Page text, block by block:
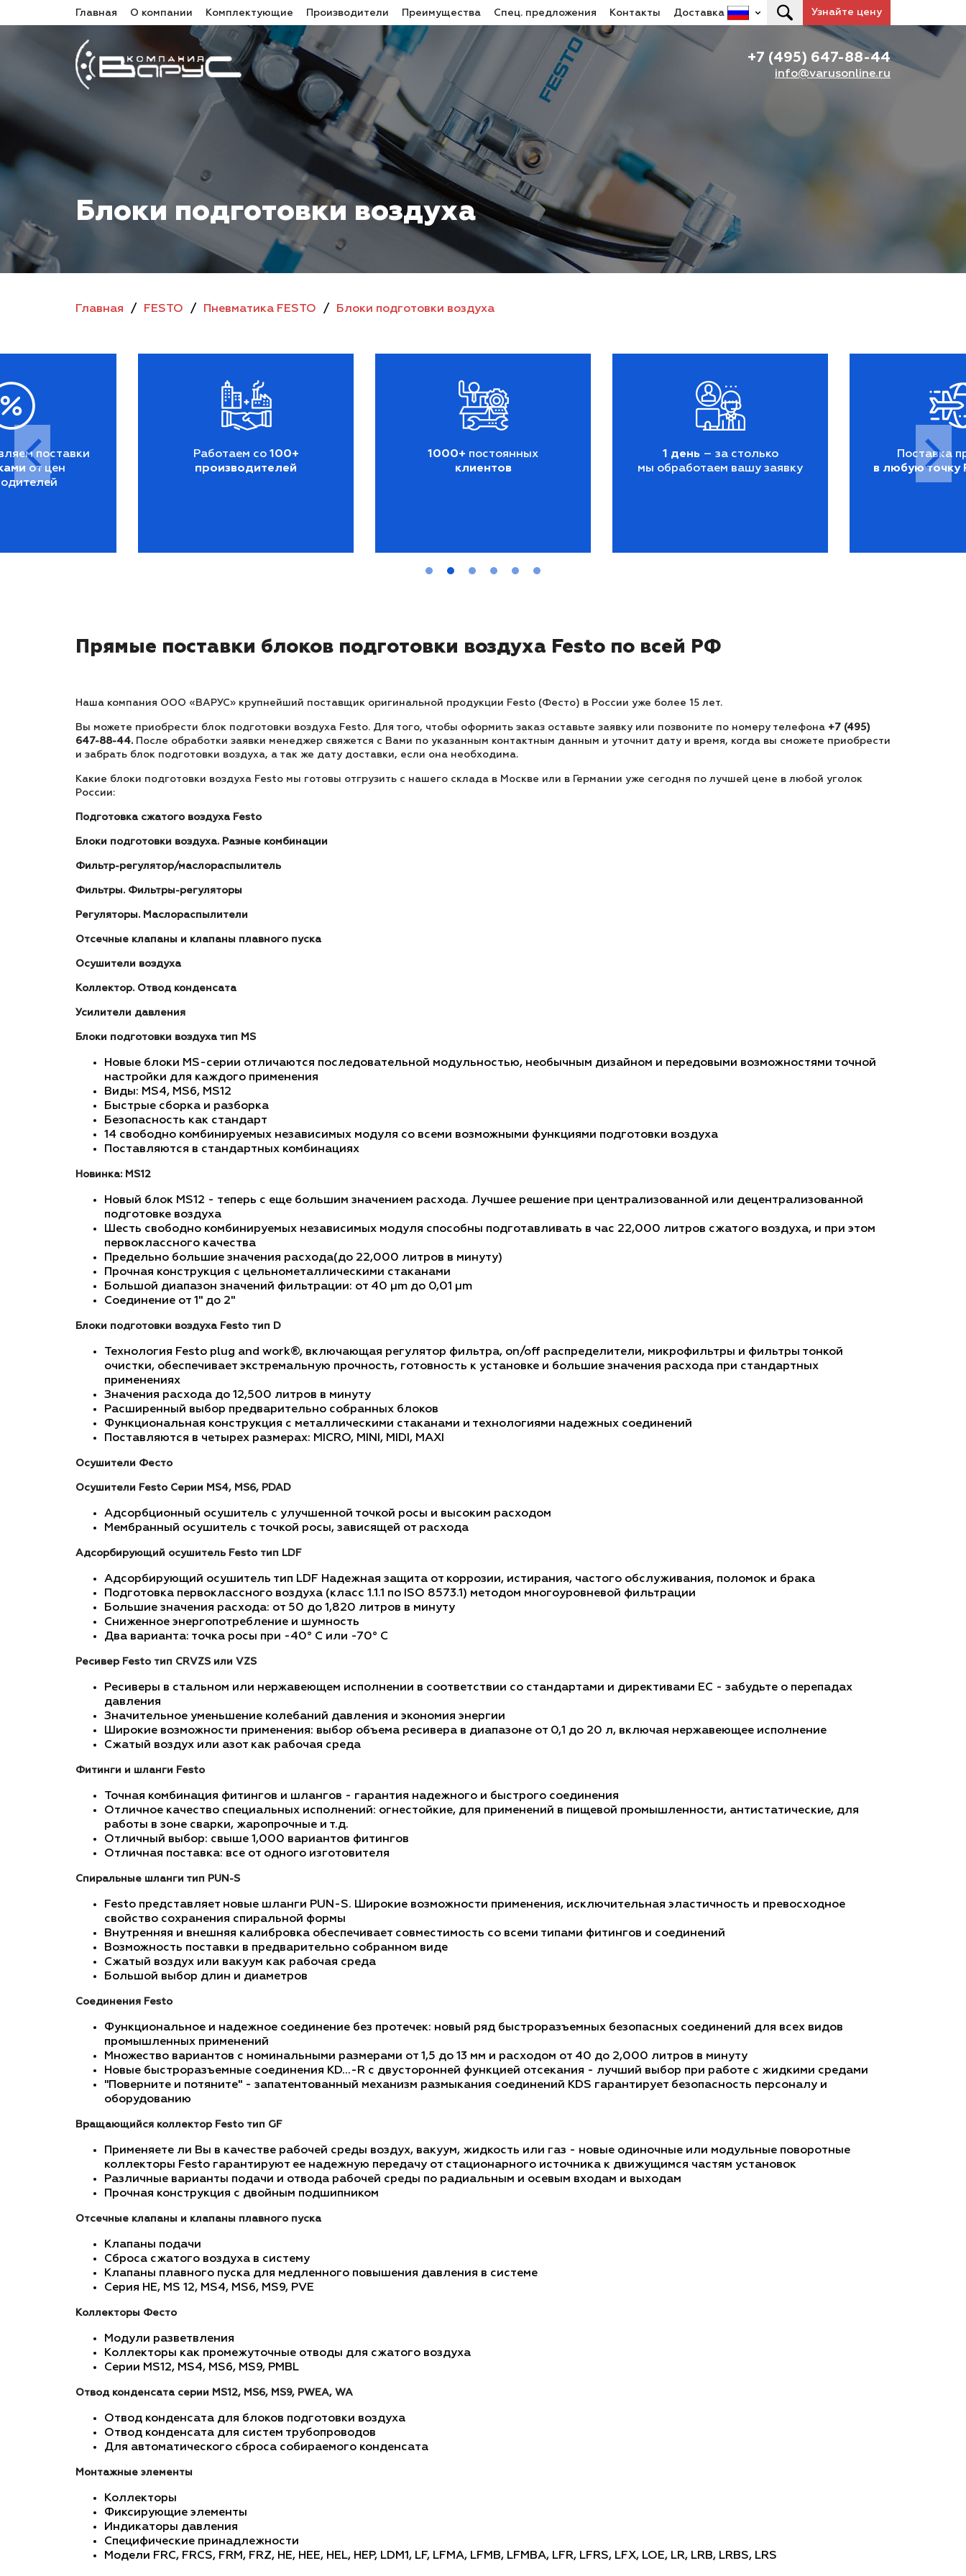
Главная О компании Комплектующие Производители Преимущества Спец. предложения Контакты Доставка Узнайте цену
+7 (495) 647-88-44
info@varusonline.ru
Блоки подготовки воздуха
Главная / FESTO / Пневматика FESTO / Блоки подготовки воздуха
поставки
от цен
Работаем со 100+
производителей
1000+ постоянных
клиентов
1 день– за столько
мы обработаем вашу заявку
Поставка
в любую точку
Прямые поставки блоков подготовки воздуха Festo по всей РФ
Наша компания ООО «ВАРУС» крупнейший поставщик оригинальной продукции Festo (Фесто) в России уже более 15 лет.
Вы можете приобрести блок подготовки воздуха Festo. Для того, чтобы оформить заказ оставьте заявку или позвоните по номеру телефона +7 (495)
647-88-44. После обработки заявки менеджер свяжется с Вами по указанным контактным данным и уточнит дату и время, когда вы сможете приобрести
и забрать блок подготовки воздуха, а так же дату доставки, если она необходима.
Какие блоки подготовки воздуха Festo мы готовы отгрузить с нашего склада в Москве или в Германии уже сегодня по лучшей цене в любой уголок
России:
Подготовка сжатого воздуха Festo
Блоки подготовки воздуха. Разные комбинации
Фильтр-регулятор/маслораспылитель
Фильтры. Фильтры-регуляторы
Регуляторы. Маслораспылители
Отсечные клапаны и клапаны плавного пуска
Осушители воздуха
Коллектор. Отвод конденсата
Усилители давления
Блоки подготовки воздуха тип MS
Новые блоки MS-серии отличаются последовательной модульностью, необычным дизайном и передовыми возможностями точной
настройки для каждого применения
Виды: MS4, MS6, MS12
Быстрые сборка и разборка
Безопасность как стандарт
14 свободно комбинируемых независимых модуля со всеми возможными функциями подготовки воздуха
Поставляются в стандартных комбинациях
Новинка: MS12
Новый блок MS12 - теперь с еще большим значением расхода. Лучшее решение при централизованной или децентрализованной
подготовке воздуха
Шесть свободно комбинируемых независимых модуля способны подготавливать в час 22,000 литров сжатого воздуха, и при этом
первоклассного качества
Предельно большие значения расхода(до 22,000 литров в минуту)
Прочная конструкция с цельнометаллическими стаканами
Большой диапазон значений фильтрации: от 40 µm до 0,01 µm
Соединение от 1" до 2"
Блоки подготовки воздуха Festo тип D
Технология Festo plug and work®, включающая регулятор фильтра, оn/off распределители, микрофильтры и фильтры тонкой
очистки, обеспечивает экстремальную прочность, готовность к установке и большие значения расхода при стандартных
применениях
Значения расхода до 12,500 литров в минуту
Расширенный выбор предварительно собранных блоков
Функциональная конструкция с металлическими стаканами и технологиями надежных соединений
Поставляются в четырех размерах: MICRO, MINI, MIDI, MAXI
Осушители Фесто
Осушители Festo Серии MS4, MS6, PDAD
Адсорбционный осушитель с улучшенной точкой росы и высоким расходом
Мембранный осушитель с точкой росы, зависящей от расхода
Адсорбирующий осушитель Festo тип LDF
Адсорбирующий осушитель тип LDF Надежная защита от коррозии, истирания, частого обслуживания, поломок и брака
Подготовка первоклассного воздуха (класс 1.1.1 по ISO 8573.1) методом многоуровневой фильтрации
Большие значения расхода: от 50 до 1,820 литров в минуту
Сниженное энергопотребление и шумность
Два варианта: точка росы при -40° C или -70° C
Ресивер Festo тип CRVZS или VZS
Ресиверы в стальном или нержавеющем исполнении в соответствии со стандартами и директивами EC - забудьте о перепадах
давления
Значительное уменьшение колебаний давления и экономия энергии
Широкие возможности применения: выбор объема ресивера в диапазоне от 0,1 до 20 л, включая нержавеющее исполнение
Сжатый воздух или азот как рабочая среда
Фитинги и шланги Festo
Точная комбинация фитингов и шлангов - гарантия надежного и быстрого соединения
Отличное качество специальных исполнений: огнестойкие, для применений в пищевой промышленности, антистатические, для
работы в зоне сварки, жаропрочные и т.д.
Отличный выбор: свыше 1,000 вариантов фитингов
Отличная поставка: все от одного изготовителя
Спиральные шланги тип PUN-S
Festo представляет новые шланги PUN-S. Широкие возможности применения, исключительная эластичность и превосходное
свойство сохранения спиральной формы
Внутренняя и внешняя калибровка обеспечивает совместимость со всеми типами фитингов и соединений
Возможность поставки в предварительно собранном виде
Сжатый воздух или вакуум как рабочая среда
Большой выбор длин и диаметров
Соединения Festo
Функциональное и надежное соединение без протечек: новый ряд быстроразъемных безопасных соединений для всех видов
промышленных применений
Множество вариантов с номинальными размерами от 1,5 до 13 мм и расходом от 40 до 2,000 литров в минуту
Новые быстроразъемные соединения KD…-R с двусторонней функцией отсекания - лучший выбор при работе с жидкими средами
"Поверните и потяните" - запатентованный механизм размыкания соединений KDS гарантирует безопасность персоналу и
оборудованию
Вращающийся коллектор Festo тип GF
Применяете ли Вы в качестве рабочей среды воздух, вакуум, жидкость или газ - новые одиночные или модульные поворотные
коллекторы Festo гарантируют ее надежную передачу от стационарного источника к движущимся частям установок
Различные варианты подачи и отвода рабочей среды по радиальным и осевым входам и выходам
Прочная конструкция с двойным подшипником
Отсечные клапаны и клапаны плавного пуска
Клапаны подачи
Сброса сжатого воздуха в систему
Клапаны плавного пуска для медленного повышения давления в системе
Серия HE, MS 12, MS4, MS6, MS9, PVE
Коллекторы Фесто
Модули разветвления
Коллекторы как промежуточные отводы для сжатого воздуха
Серии MS12, MS4, MS6, MS9, PMBL
Отвод конденсата серии MS12, MS6, MS9, PWEA, WA
Отвод конденсата для блоков подготовки воздуха
Отвод конденсата для систем трубопроводов
Для автоматического сброса собираемого конденсата
Монтажные элементы
Коллекторы
Фиксирующие элементы
Индикаторы давления
Специфические принадлежности
Модели FRC, FRCS, FRM, FRZ, HE, HEE, HEL, HEP, LDM1, LF, LFMA, LFMB, LFMBA, LFR, LFRS, LFX, LOE, LR, LRB, LRBS, LRS